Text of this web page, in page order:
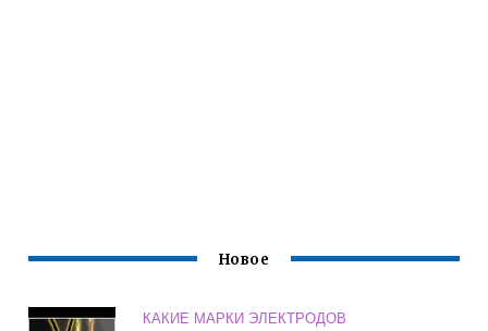
Новое
КАКИЕ МАРКИ ЭЛЕКТРОДОВ